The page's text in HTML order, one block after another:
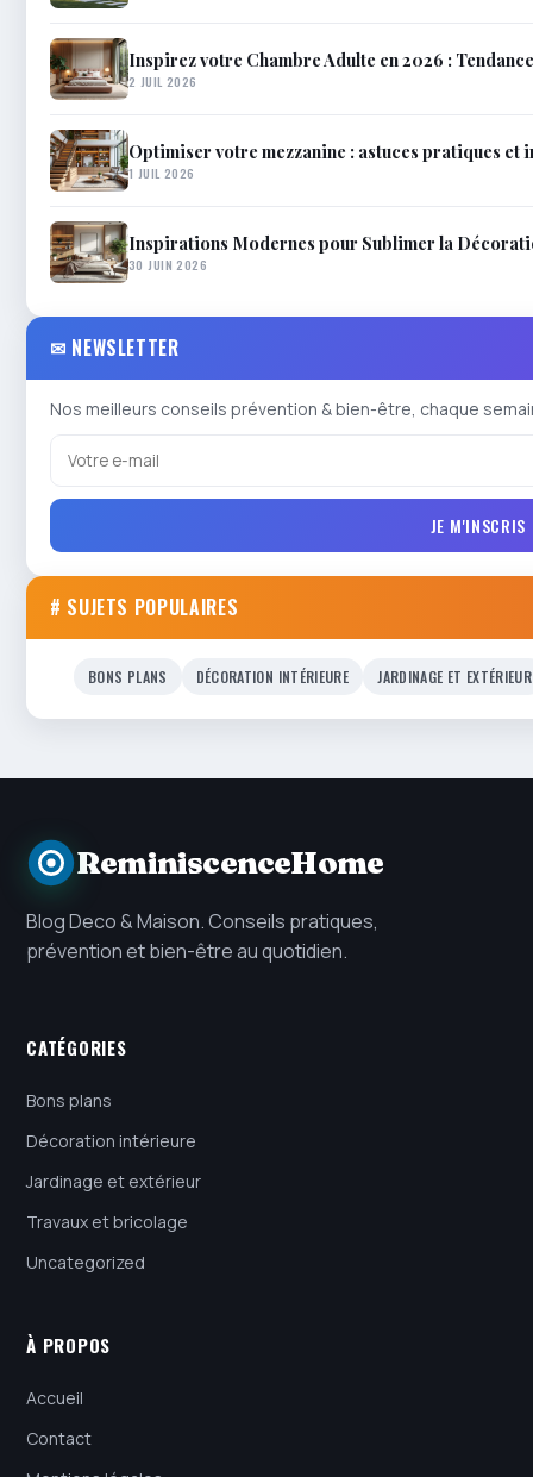
Inspirez votre Chambre Adulte en 2026 :
2 JUIL 2026
Optimiser votre mezzanine : astuces pratiques et
1 JUIL 2026
Inspirations Modernes pour Sublimer la
30 JUIN 2026
✉ NEWSLETTER
Nos meilleurs conseils prévention & bien-être, chaque
JE M'INSCRIS
# SUJETS POPULAIRES
BONS PLANS DÉCORATION INTÉRIEURE JARDINAGE ET EXTÉRIEUR
ReminiscenceHome
Blog Deco & Maison. Conseils pratiques,
prévention et bien-être au quotidien.
CATÉGORIES
Bons plans
Décoration intérieure
Jardinage et extérieur
Travaux et bricolage
Uncategorized
À PROPOS
Accueil
Contact